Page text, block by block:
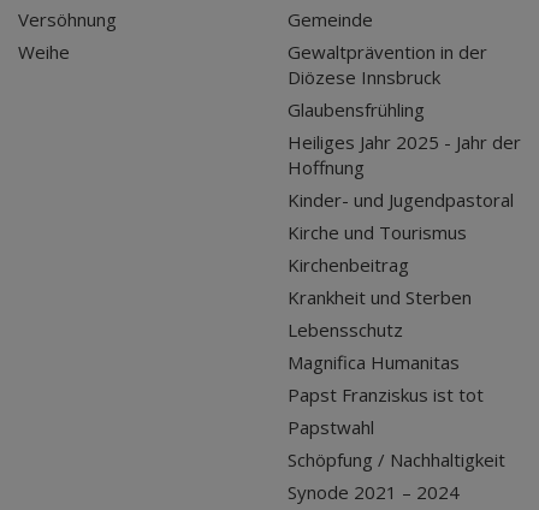
Versöhnung
Weihe
Gemeinde
Gewaltprävention in der
Diözese Innsbruck
Glaubensfrühling
Heiliges Jahr 2025 - Jahr der
Hoffnung
Kinder- und Jugendpastoral
Kirche und Tourismus
Kirchenbeitrag
Krankheit und Sterben
Lebensschutz
Magnifica Humanitas
Papst Franziskus ist tot
Papstwahl
Schöpfung / Nachhaltigkeit
Synode 2021 – 2024